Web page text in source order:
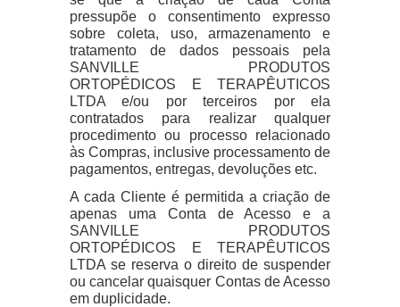
pressupõe o consentimento expresso
sobre coleta, uso, armazenamento e
tratamento de dados pessoais pela
SANVILLE PRODUTOS
ORTOPÉDICOS E TERAPÊUTICOS
LTDA e/ou por terceiros por ela
contratados para realizar qualquer
procedimento ou processo relacionado
às Compras, inclusive processamento de
pagamentos, entregas, devoluções etc.
A cada Cliente é permitida a criação de
apenas uma Conta de Acesso e a
SANVILLE PRODUTOS
ORTOPÉDICOS E TERAPÊUTICOS
LTDA se reserva o direito de suspender
ou cancelar quaisquer Contas de Acesso
em duplicidade.